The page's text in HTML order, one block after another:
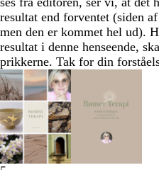
resultat end forventet (siden
men den er kommet hel ud).
resultat i denne henseende,
prikkerne. Tak for din